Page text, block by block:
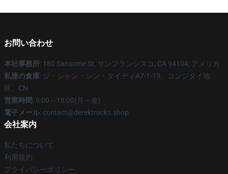
お問い合わせ
本社事務所: 180 Sansome St, サンフランシスコ, CA 94104, アメリカ
私達の倉庫: ジ・シャン・シン・タイディA7-1-13、コンジタイ地
区、CN
営業時間: 9:00～18:00(月～金)
電子メール: contact@derektrucks.shop
会社案内
私たちについて
利用規約
プライバシーポリシー